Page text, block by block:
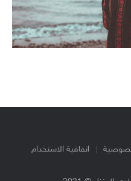
اتفاقية الاستخدام